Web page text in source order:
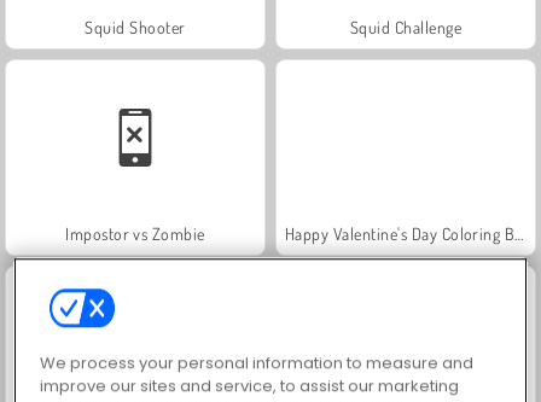
Squid Shooter Squid Challenge
Impostor vs Zombie
We process your personal information to measure and
improve our sites and service, to assist our marketing